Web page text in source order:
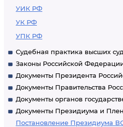
УИК РФ
УК РФ
УПК РФ
Судебная практика высших
Законы Российской
Документы Президента
Документы Правительства
Документы органов
Документы Президиума и
Постановление Президиума